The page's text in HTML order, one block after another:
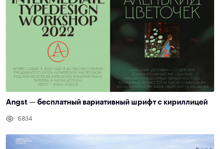
Angst — бесплатный вариативный шрифт с кириллицей
6834